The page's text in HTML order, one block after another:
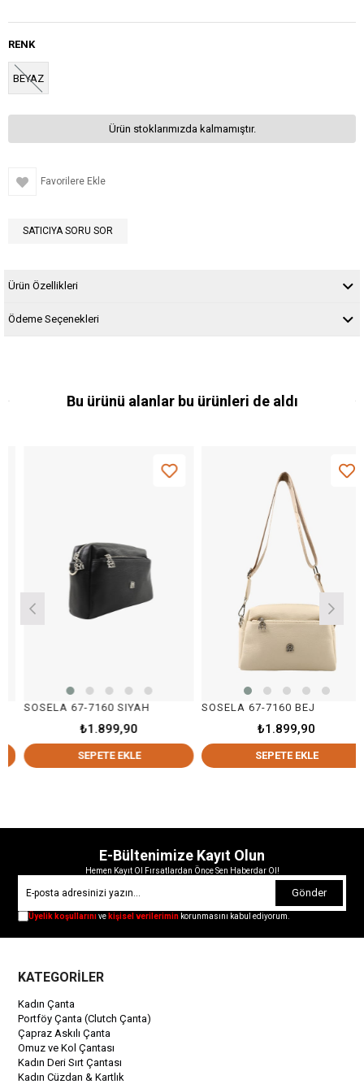
RENK
BEYAZ
Ürün stoklarımızda kalmamıştır.
Favorilere Ekle
SATICIYA SORU SOR
Ürün Özellikleri
Ödeme Seçenekleri
Bu ürünü alanlar bu ürünleri de aldı
SOSELA 67-7160 SIYAH
₺1.899,90
SEPETE EKLE
SOSELA 67-7160 BEJ
₺1.899,90
SEPETE EKLE
E-Bültenimize Kayıt Olun
Hemen Kayıt Ol Fırsatlardan Önce Sen Haberdar Ol!
Gönder
Üyelik koşullarınıve kişisel verilerimin korunmasını kabul ediyorum.
KATEGORİLER
Kadın Çanta
Portföy Çanta (Clutch Çanta)
Çapraz Askılı Çanta
Omuz ve Kol Çantası
Kadın Deri Sırt Çantası
Kadın Cüzdan & Kartlık